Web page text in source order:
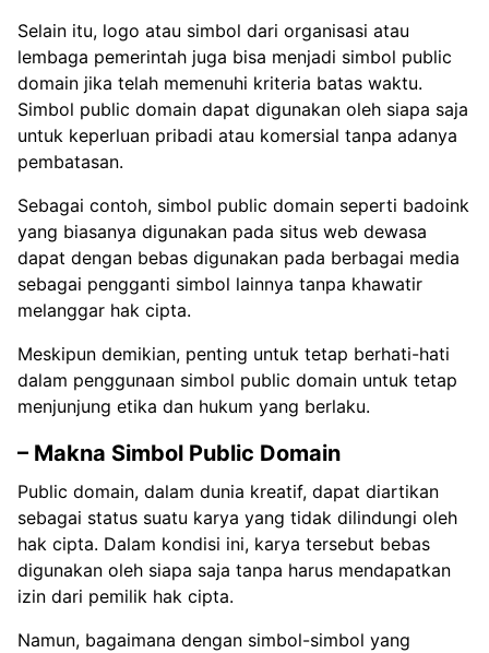
Selain itu, logo atau simbol dari organisasi atau
lembaga pemerintah juga bisa menjadi simbol public
domain jika telah memenuhi kriteria batas waktu.
Simbol public domain dapat digunakan oleh siapa saja
untuk keperluan pribadi atau komersial tanpa adanya
pembatasan.
Sebagai contoh, simbol public domain seperti badoink
yang biasanya digunakan pada situs web dewasa
dapat dengan bebas digunakan pada berbagai media
sebagai pengganti simbol lainnya tanpa khawatir
melanggar hak cipta.
Meskipun demikian, penting untuk tetap berhati-hati
dalam penggunaan simbol public domain untuk tetap
menjunjung etika dan hukum yang berlaku.
– Makna Simbol Public Domain
Public domain, dalam dunia kreatif, dapat diartikan
sebagai status suatu karya yang tidak dilindungi oleh
hak cipta. Dalam kondisi ini, karya tersebut bebas
digunakan oleh siapa saja tanpa harus mendapatkan
izin dari pemilik hak cipta.
Namun, bagaimana dengan simbol-simbol yang